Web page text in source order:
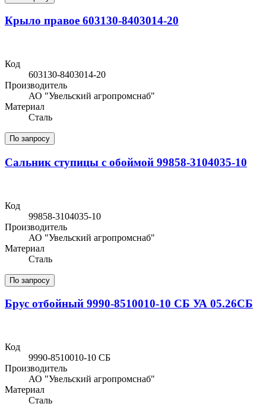
Крыло правое 603130-8403014-20
Код
603130-8403014-20
Производитель
АО "Увельский агропромснаб"
Материал
Сталь
По запросу
Сальник ступицы с обоймой 99858-3104035-10
Код
99858-3104035-10
Производитель
АО "Увельский агропромснаб"
Материал
Сталь
По запросу
Брус отбойный 9990-8510010-10 СБ УА 05.26СБ
Код
9990-8510010-10 СБ
Производитель
АО "Увельский агропромснаб"
Материал
Сталь